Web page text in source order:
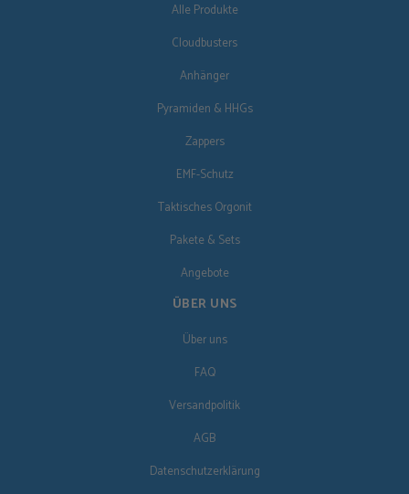
Alle Produkte
Cloudbusters
Anhänger
Pyramiden & HHGs
Zappers
EMF-Schutz
Taktisches Orgonit
Pakete & Sets
Angebote
ÜBER UNS
Über uns
FAQ
Versandpolitik
AGB
Datenschutzerklärung